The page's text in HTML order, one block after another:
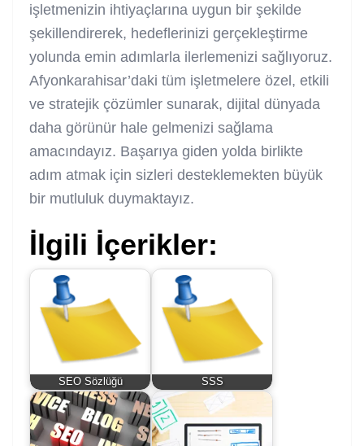
işletmenizin ihtiyaçlarına uygun bir şekilde
şekillendirerek, hedeflerinizi gerçekleştirme
yolunda emin adımlarla ilerlemenizi sağlıyoruz.
Afyonkarahisar’daki tüm işletmelere özel, etkili
ve stratejik çözümler sunarak, dijital dünyada
daha görünür hale gelmenizi sağlama
amacındayız. Başarıya giden yolda birlikte
adım atmak için sizleri desteklemekten büyük
bir mutluluk duymaktayız.
İlgili İçerikler:
SEO Sözlüğü SSS